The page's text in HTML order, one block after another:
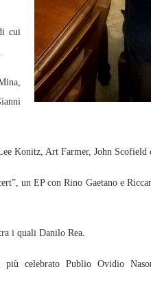
cui
Konitz, Art Farmer, John Scofield
un EP con Rino Gaetano e
i quali Danilo Rea.
celebrato Publio Ovidio